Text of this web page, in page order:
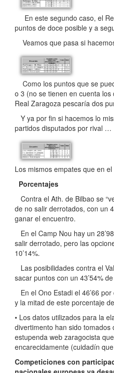
En este segundo caso, el
puntos de doce posible y a
Veamos que pasa si
Como los puntos que se
o 3 (no se tienen en cuenta
Real Zaragoza pescaría dos
Y ya por fin si hacemos lo
partidos disputados por rival …
Los mismos empates que en
Porcentajes
Contra el Ath. de Bilbao se
de no salir derrotados, con un
ganar el encuentro.
En el Camp Nou hay un
salir derrotado, pero las
10’14%.
Las posibilidades contra el
sacar puntos con un 43’54%
En el Ono Estadi el 46’66
y la mitad de este porcentaje
• Los datos utilizados para la
divertimento han sido tomados
estupenda web zaragocista
encarecidamente (cuidadín
Competiciones con